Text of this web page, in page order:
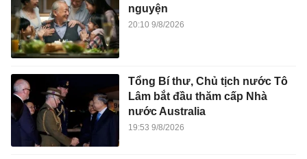
nguyện
20:10 9/8/2026
Tổng Bí thư, Chủ tịch nước Tô
Lâm bắt đầu thăm cấp Nhà
nước Australia
19:53 9/8/2026